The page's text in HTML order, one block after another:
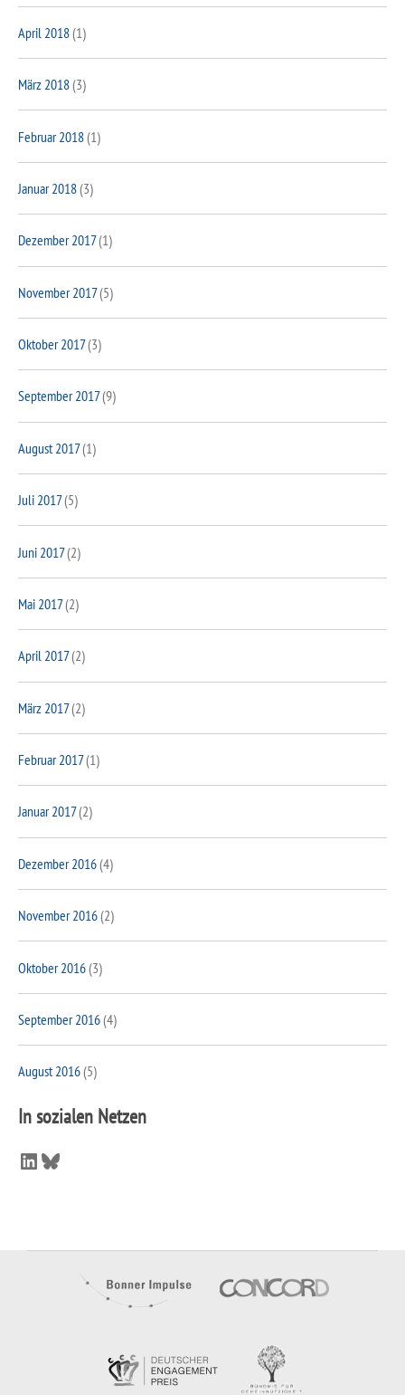
April 2018(1)
März 2018(3)
Februar 2018(1)
Januar 2018(3)
Dezember 2017(1)
November 2017(5)
Oktober 2017(3)
September 2017(9)
August 2017(1)
Juli 2017(5)
Juni 2017(2)
Mai 2017(2)
April 2017(2)
März 2017(2)
Februar 2017(1)
Januar 2017(2)
Dezember 2016(4)
November 2016(2)
Oktober 2016(3)
September 2016(4)
August 2016(5)
In sozialen Netzen
LinkedIn
Bluesky